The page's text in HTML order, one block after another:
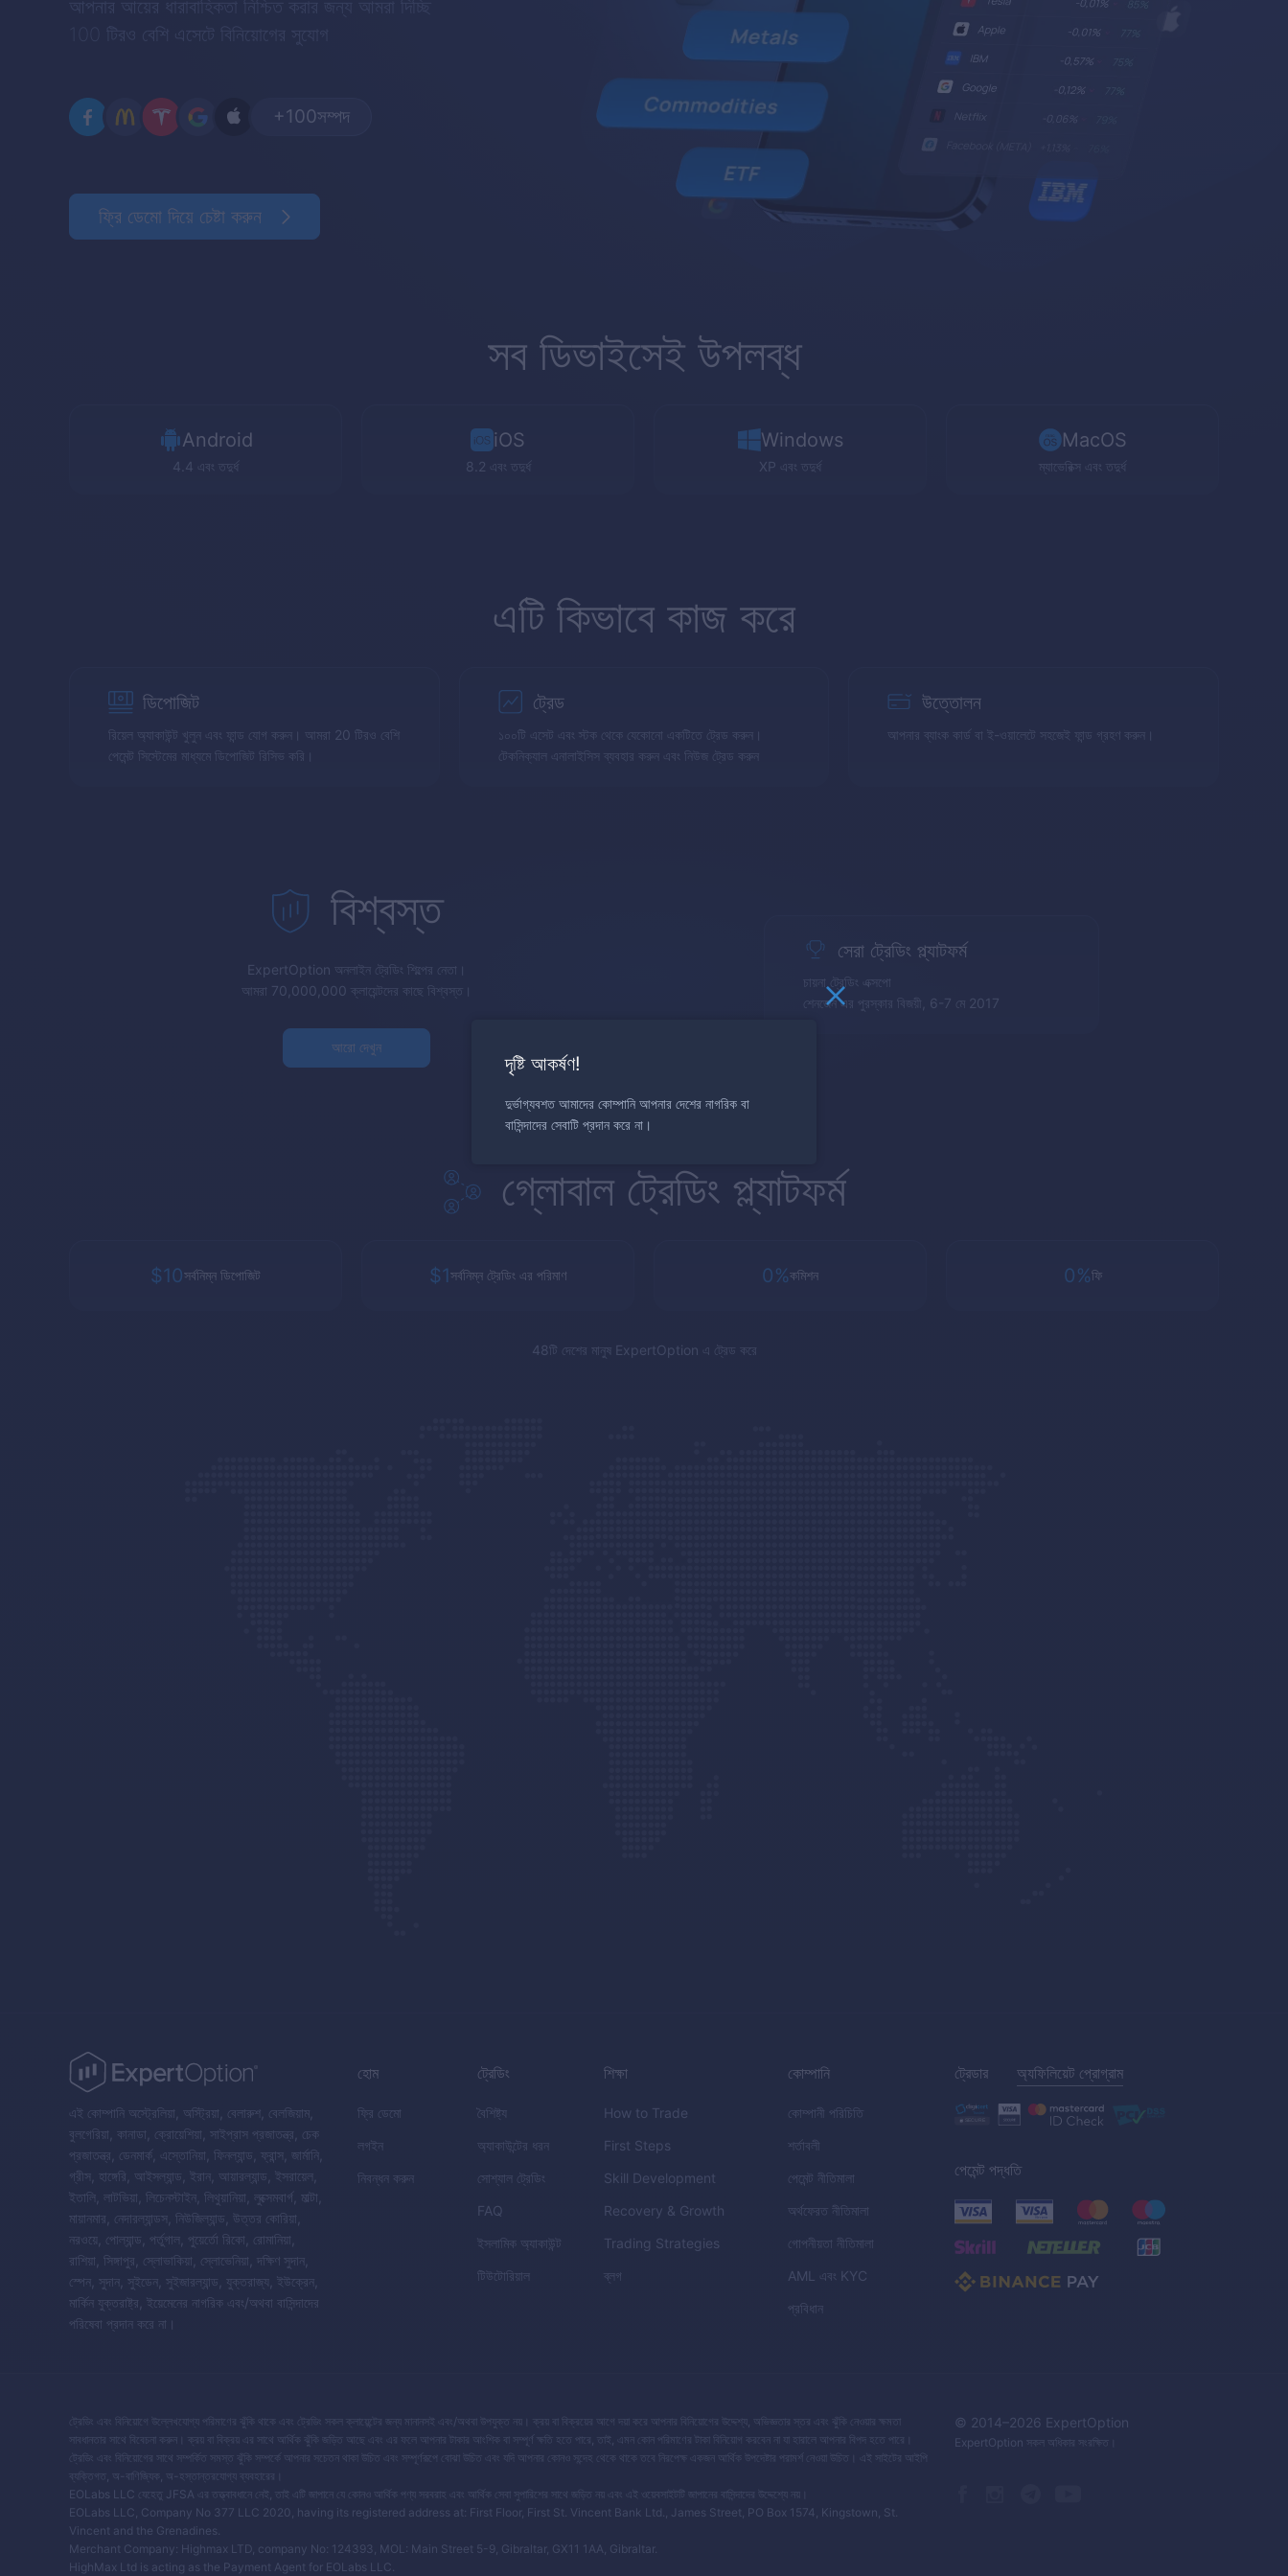
আপনার আয়ের ধারাবাহিকতা নিশ্চিত করার জন্য আমরা দিচ্ছি
100 টিরও বেশি এসেটে বিনিয়োগের সুযোগ
+100সম্পদ
ফ্রি ডেমো দিয়ে চেষ্টা করুন
সব ডিভাইসেই উপলব্ধ
Android
4.4 এবং তদুর্ধ
iOS
8.2 এবং তদুর্ধ
Windows
XP এবং তদুর্ধ
MacOS
ম্যাভেরিক্স এবং তদুর্ধ
এটি কিভাবে কাজ করে
ডিপোজিট
রিয়েল অ্যাকাউন্ট খুলুন এবং ফান্ড যোগ করুন। আমরা 20 টিরও বেশি
পেমেন্ট সিস্টেমের মাধ্যমে ডিপোজিট রিসিভ করি।
ট্রেড
১০০টি এসেট এবং স্টক থেকে যেকোনো একটিতে ট্রেড করুন।
টেকনিক্যাল এনালাইসিস ব্যবহার করুন এবং নিউজ ট্রেড করুন
উত্তোলন
আপনার ব্যাংক কার্ড বা ই-ওয়ালেটে সহজেই ফান্ড গ্রহণ করুন।
বিশ্বস্ত
ExpertOption অনলাইন ট্রেডিং শিল্পের নেতা।
আমরা 70,000,000 ক্লায়েন্টদের কাছে বিশ্বস্ত।
আরো দেখুন
সেরা ট্রেডিং প্ল্যাটফর্ম
চায়না ট্রেডিং এক্সপো
শেনজেন এর পুরস্কার বিজয়ী, 6-7 মে 2017
গ্লোবাল ট্রেডিং প্ল্যাটফর্ম
$10সর্বনিম্ন ডিপোজিট $1সর্বনিম্ন ট্রেডিং এর পরিমাণ 0%কমিশন 0%ফি
48টি দেশের মানুষ ExpertOption এ ট্রেড করে
এই কোম্পানি অস্ট্রেলিয়া, অস্ট্রিয়া, বেলারুশ, বেলজিয়াম,
বুলগেরিয়া, কানাডা, ক্রোয়েশিয়া, সাইপ্রাস প্রজাতন্ত্র, চেক
প্রজাতন্ত্র, ডেনমার্ক, এস্তোনিয়া, ফিনল্যান্ড, ফ্রান্স, জার্মানি,
গ্রীস, হাঙ্গেরি, আইসল্যান্ড, ইরান, আয়ারল্যান্ড, ইসরায়েল,
ইতালি, লাটভিয়া, লিচেনস্টাইন, লিথুয়ানিয়া, লুক্সেমবার্গ, মাল্টা,
মায়ানমার, নেদারল্যান্ডস, নিউজিল্যান্ড, উত্তর কোরিয়া,
নরওয়ে, পোল্যান্ড, পর্তুগাল, পুয়ের্তো রিকো, রোমানিয়া,
রাশিয়া, সিঙ্গাপুর, স্লোভাকিয়া, স্লোভেনিয়া, দক্ষিণ সুদান,
স্পেন, সুদান, সুইডেন, সুইজারল্যান্ড, যুক্তরাজ্য, ইউক্রেন,
মার্কিন যুক্তরাষ্ট্র, ইয়েমেনের নাগরিক এবং/অথবা বাসিন্দাদের
পরিষেবা প্রদান করে না।
হোম
ফ্রি ডেমো
লগইন
নিবন্ধন করুন
ট্রেডিং
বৈশিষ্ট্য
অ্যাকাউন্টের ধরন
সোশ্যাল ট্রেডিং
FAQ
ইসলামিক অ্যাকাউন্ট
টিউটোরিয়াল
শিক্ষা
How to Trade
First Steps
Skill Development
Recovery & Growth
Trading Strategies
ব্লগ
কোম্পানি
কোম্পানী পরিচিতি
শর্তাবলী
পেমেন্ট নীতিমালা
অর্থফেরত নীতিমালা
গোপনীয়তা নীতিমালা
AML
এবং KYC
প্রবিধান
ট্রেডার অ্যফিলিয়েট প্রোগ্রাম
পেমেন্ট পদ্ধতি
ট্রেডিং এবং বিনিয়োগে উল্লেখযোগ্য পরিমাণের ঝুঁকি থাকে এবং ট্রেডিং সকল ক্লায়েন্টের জন্য মানানসই এবং/অথবা উপযুক্ত নয়। ক্রয় বা বিক্রয়ের আগে দয়া করে আপনার বিনিয়োগের উদ্দেশ্য, অভিজ্ঞতার স্তর এবং ঝুঁকি নেওয়ার ক্ষমতা
সাবধানতার সাথে বিবেচনা করুন। ক্রয় বা বিক্রয় এর সাথে আর্থিক ঝুঁকি জড়িত আছে এবং এর ফলে আপনার টাকার আংশিক বা সম্পূর্ণ ক্ষতি হতে পারে, তাই, এমন কোন পরিমাণের টাকা বিনিয়োগ করবেন না যা হারালে আপনার বিপদ হতে পারে।
ট্রেডিং এবং বিনিয়োগের সাথে সম্পর্কিত সমস্ত ঝুঁকি সম্পর্কে আপনার সচেতন থাকা উচিত এবং সম্পূর্ণরূপে বোঝা উচিত এবং যদি আপনার কোনও সন্দেহ থেকে থাকে তবে নিরপেক্ষ একজন আর্থিক উপদেষ্টার পরামর্শ নেওয়া উচিত। এই সাইটের আইপি
ব্যক্তিগত, অ-বাণিজ্যিক, অ-হস্তান্তরযোগ্য ব্যবহারের।
EOLabs LLC যেহেতু JFSA এর তত্ত্বাবধানে নেই, তাই এটি জাপানে যে কোনও আর্থিক পণ্য সরবরাহ এবং আর্থিক সেবা সুপারিশের সাথে জড়িত নয় এবং এই ওয়েবসাইটটি জাপানের বাসিন্দাদের উদ্দেশ্যে নয়।
EOLabs LLC, Company No 377 LLC 2020, having its registered address at: First Floor, First St. Vincent Bank Ltd., James Street, PO Box 1574, Kingstown, St.
Vincent and the Grenadines.
Merchant Company: Highmax LTD, company No: 124393, MOL: Main Street 5-9, Gibraltar, GX11 1AA, Gibraltar.
HighMax Ltd is acting as the Payment Agent for EOLabs LLC.
© 2014– 2026 ExpertOption
ExpertOption সকল অধিকার সংরক্ষিত।
দৃষ্টি আকর্ষণ!
দুর্ভাগ্যবশত আমাদের কোম্পানি আপনার দেশের নাগরিক বা
বাসিন্দাদের সেবাটি প্রদান করে না।